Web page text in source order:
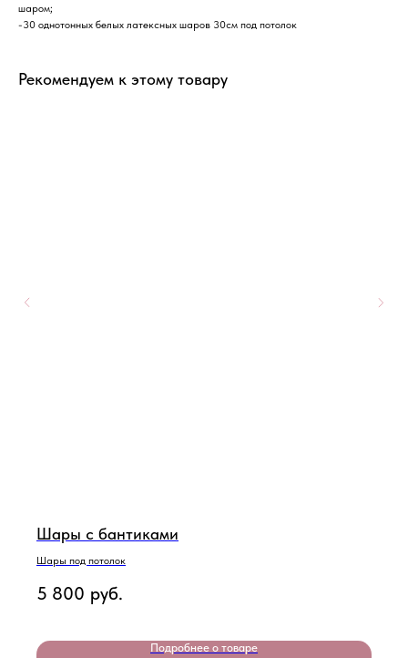
шаром;
-30 однотонных белых латексных шаров 30см под потолок
Рекомендуем к этому товару
Шары с бантиками
Шары под потолок
5 800 руб.
Подробнее о товаре